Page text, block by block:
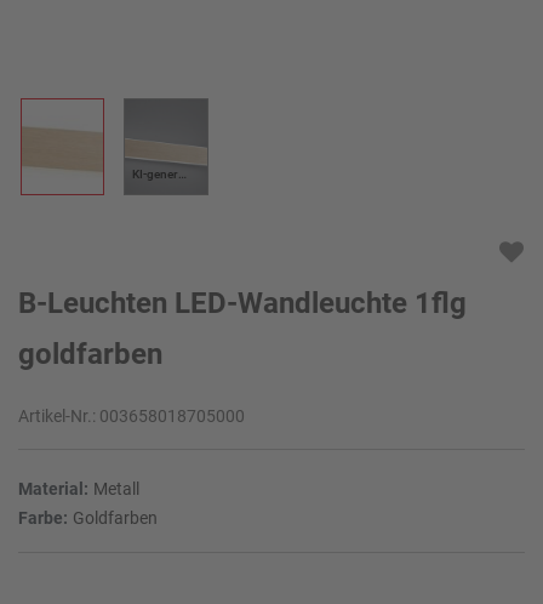
KI-generiert
B-Leuchten LED-Wandleuchte 1flg
goldfarben
Artikel-Nr.: 003658018705000
Material: Metall
Farbe: Goldfarben